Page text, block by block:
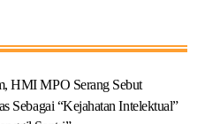
HMI MPO Serang Sebut
Sebagai “Kejahatan Intelektual”